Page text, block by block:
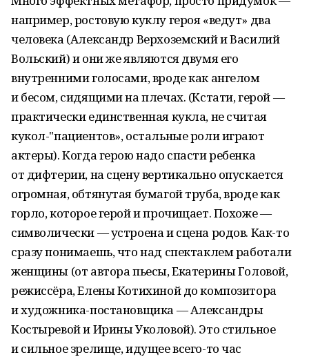
например, ростовую куклу героя «ведут» два
человека (Александр Верхоземский и Василий
Вольский) и они же являются двумя его
внутренними голосами, вроде как ангелом
и бесом, сидящими на плечах. (Кстати, герой —
практически единственная кукла, не считая
кукол-"пациентов», остальные роли играют
актеры). Когда герою надо спасти ребенка
от дифтерии, на сцену вертикально опускается
огромная, обтянутая бумагой труба, вроде как
горло, которое герой и прочищает. Похоже —
символически — устроена и сцена родов. Как-то
сразу понимаешь, что над спектаклем работали
женщины (от автора пьесы, Екатерины Головой,
режиссёра, Елены Котихиной до композитора
и художника-постановщика — Александры
Костыревой и Ирины Уколовой). Это стильное
и сильное зрелище, идущее всего-то час